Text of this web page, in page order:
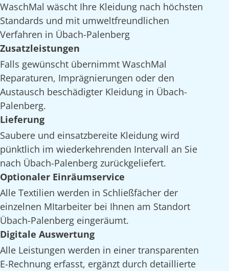
WaschMal wäscht Ihre Kleidung nach höchsten
Standards und mit umweltfreundlichen
Verfahren in Übach-Palenberg
Zusatzleistungen
Falls gewünscht übernimmt WaschMal
Reparaturen, Imprägnierungen oder den
Austausch beschädigter Kleidung in Übach-
Palenberg.
Lieferung
Saubere und einsatzbereite Kleidung wird
pünktlich im wiederkehrenden Intervall an Sie
nach Übach-Palenberg zurückgeliefert.
Optionaler Einräumservice
Alle Textilien werden in Schließfächer der
einzelnen MItarbeiter bei Ihnen am Standort
Übach-Palenberg eingeräumt.
Digitale Auswertung
Alle Leistungen werden in einer transparenten
E-Rechnung erfasst, ergänzt durch detaillierte